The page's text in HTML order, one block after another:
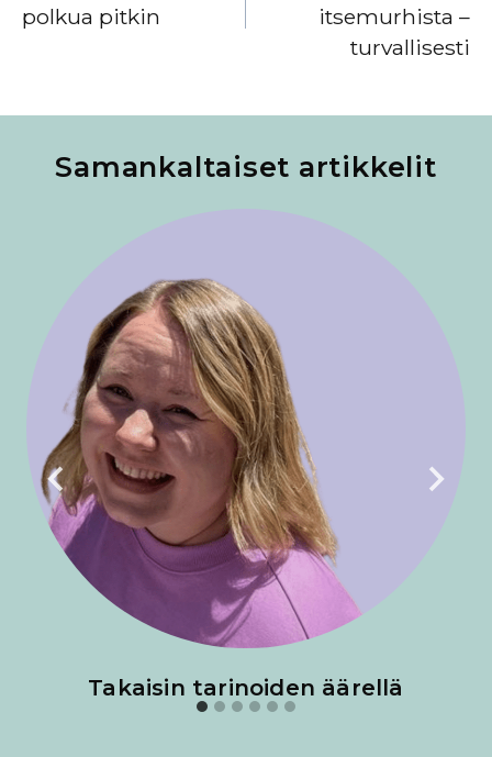
polkua pitkin
itsemurhista –
turvallisesti
Samankaltaiset artikkelit
Takaisin tarinoiden äärellä